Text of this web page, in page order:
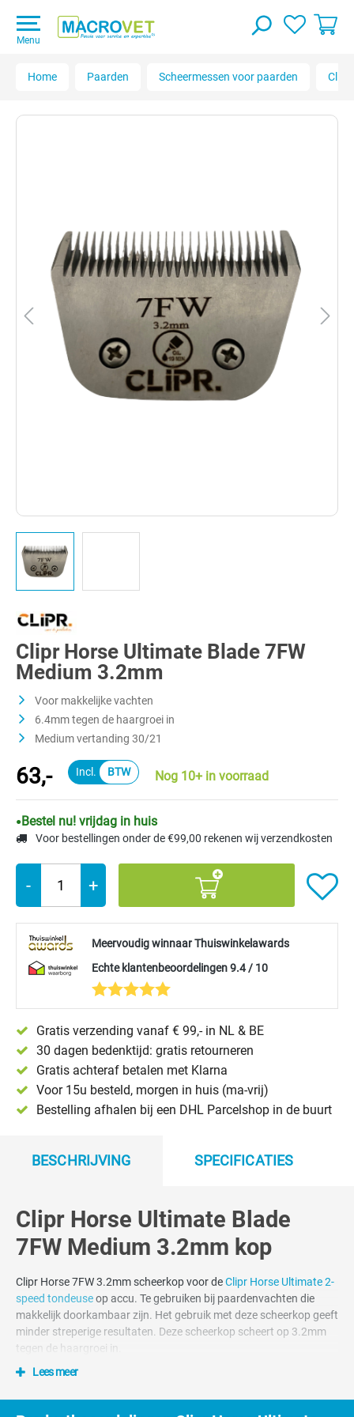
Menu
Home Paarden Scheermessen voor paarden Clipr
Clipr Horse Ultimate Blade 7FW
Medium 3.2mm
Voor makkelijke vachten
6.4mm tegen de haargroei in
Medium vertanding 30/21
63,- Nog 10+ in voorraad
Bestel nu! vrijdag in huis
Voor bestellingen onder de €99,00 rekenen wij verzendkosten
- +
Meervoudig winnaar Thuiswinkelawards
Echte klantenbeoordelingen 9.4 / 10
Gratis verzending vanaf € 99,- in NL & BE
30 dagen bedenktijd: gratis retourneren
Gratis achteraf betalen met Klarna
Voor 15u besteld, morgen in huis (ma-vrij)
Bestelling afhalen bij een DHL Parcelshop in de buurt
BESCHRIJVING SPECIFICATIES
Clipr Horse Ultimate Blade
7FW Medium 3.2mm kop
Clipr Horse 7FW 3.2mm scheerkop voor deClipr Horse Ultimate 2-
speed tondeuseop accu. Te gebruiken bij paardenvachten die
makkelijk doorkambaar zijn. Het gebruik met deze scheerkop geeft
minder streperige resultaten. Deze scheerkop scheert op 3.2mm
tegen de haargroei in.
Clipr. scheerkoppen zijn voor het
Lees meer